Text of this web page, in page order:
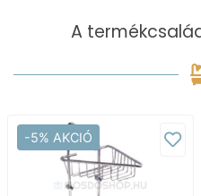
A
-5% AKCIÓ